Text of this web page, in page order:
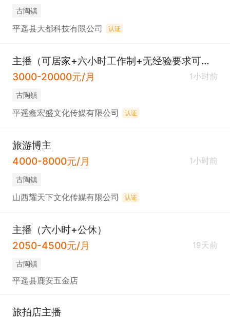
古陶镇
平遥县大都科技有限公司 认证
主播（可居家+六小时工作制+无经验要求可培训）
3000-20000元/月
1小时前
古陶镇
平遥鑫宏盛文化传媒有限公司 认证
旅游博主
4000-8000元/月
1小时前
古陶镇
山西耀天下文化传媒有限公司 认证
主播（六小时+公休）
2050-4500元/月
19天前
古陶镇
平遥县鹿安五金店
旅拍店主播